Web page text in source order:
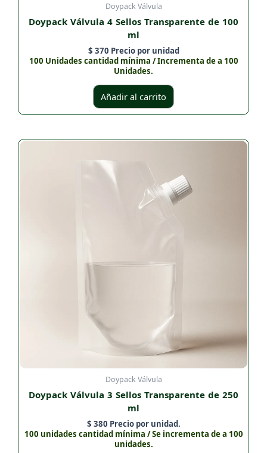
Doypack Válvula
Doypack Válvula 4 Sellos Transparente de 100
ml
$ 370 Precio por unidad
100 Unidades cantidad mínima / Incrementa de a 100
Unidades.
Añadir al carrito
Doypack Válvula
Doypack Válvula 3 Sellos Transparente de 250
ml
$ 380 Precio por unidad.
100 unidades cantidad mínima / Se incrementa de a 100
unidades.